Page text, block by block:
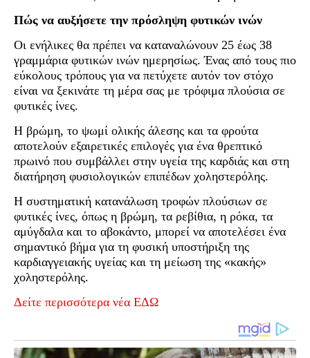
Πώς να αυξήσετε την πρόσληψη φυτικών ινών
Οι ενήλικες θα πρέπει να καταναλώνουν 25 έως 38
γραμμάρια φυτικών ινών ημερησίως. Ένας από τους πιο
εύκολους τρόπους για να πετύχετε αυτόν τον στόχο
είναι να ξεκινάτε τη μέρα σας με τρόφιμα πλούσια σε
φυτικές ίνες.
Η βρώμη, το ψωμί ολικής άλεσης και τα φρούτα
αποτελούν εξαιρετικές επιλογές για ένα θρεπτικό
πρωινό που συμβάλλει στην υγεία της καρδιάς και στη
διατήρηση φυσιολογικών επιπέδων χοληστερόλης.
Η συστηματική κατανάλωση τροφών πλούσιων σε
φυτικές ίνες, όπως η βρώμη, τα ρεβίθια, η ρόκα, τα
αμύγδαλα και το αβοκάντο, μπορεί να αποτελέσει ένα
σημαντικό βήμα για τη φυσική υποστήριξη της
καρδιαγγειακής υγείας και τη μείωση της «κακής»
χοληστερόλης.
Δείτε περισσότερα νέα ΕΔΩ